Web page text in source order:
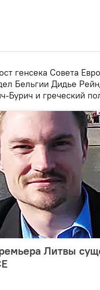
генсека Совета
Бельгии Дидье
и греческий
Литвы